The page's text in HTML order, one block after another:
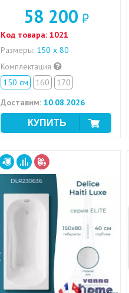
58 200 ₽
Код товара: 1021
Размеры: 150 х 80
Комплектация
150 см
160
170
Доставим: 10.08.2026